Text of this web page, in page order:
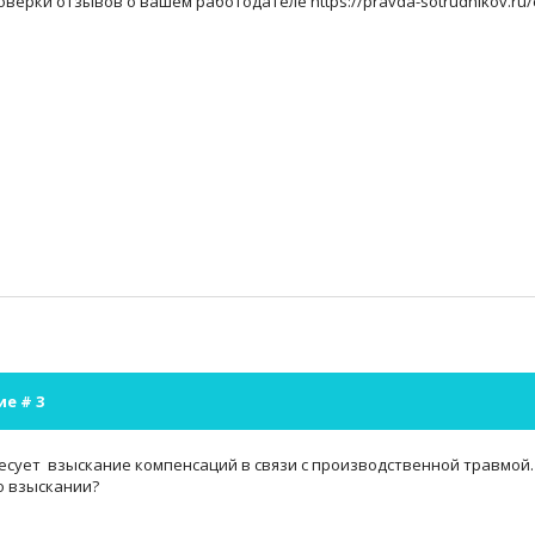
# 3
взыскание компенсаций в связи с производственной
взыскании?